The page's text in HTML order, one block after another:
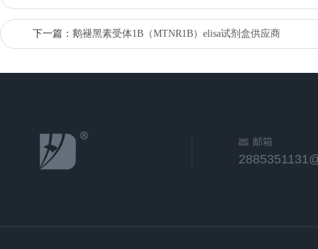
下一篇： 鹅褪黑素受体1B（MTNR1B）elisa试剂盒供应商
邮箱